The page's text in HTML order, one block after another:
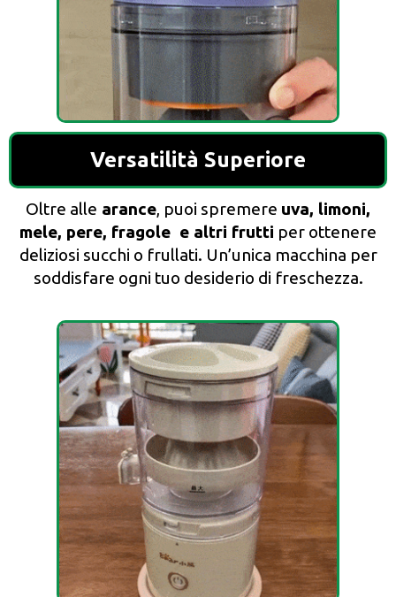
Versatilità Superiore
Oltre alle arance, puoi spremere uva, limoni,
mele, pere, fragole e altri frutti per ottenere
deliziosi succhi o frullati. Un’unica macchina per
soddisfare ogni tuo desiderio di freschezza.